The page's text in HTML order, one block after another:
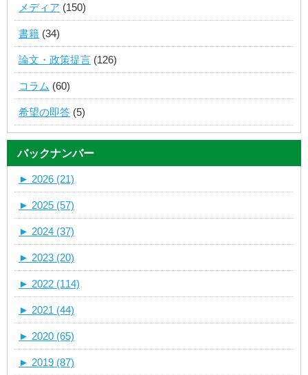
メディア (150)
書籍 (34)
論文・政策提言 (126)
コラム (60)
希望の即答 (5)
バックナンバー
► 2026 (21)
► 2025 (57)
► 2024 (37)
► 2023 (20)
► 2022 (114)
► 2021 (44)
► 2020 (65)
► 2019 (87)